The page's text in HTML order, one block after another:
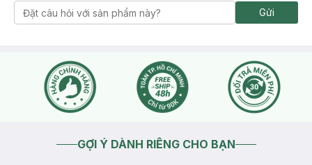
Gửi
GỢI Ý DÀNH RIÊNG CHO BẠN